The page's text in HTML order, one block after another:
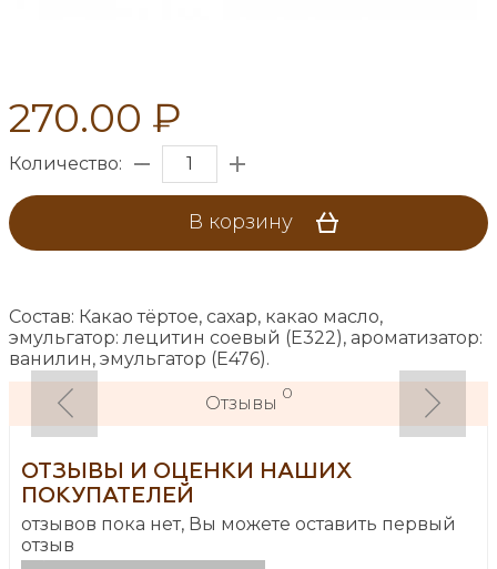
270.00 ₽
Количество:
В корзину
Состав: Какао тёртое, сахар, какао масло,
эмульгатор: лецитин соевый (Е322), ароматизатор:
ванилин, эмульгатор (Е476).
Отзывы 0
ОТЗЫВЫ И ОЦЕНКИ НАШИХ
ПОКУПАТЕЛЕЙ
отзывов пока нет, Вы можете оставить первый
отзыв